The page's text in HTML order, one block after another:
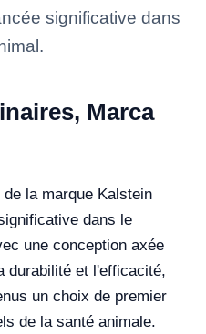
significative dans
Marca
la marque Kalstein
dans le
une conception axée
durabilité et l'efficacité,
un choix de premier
de la santé animale.